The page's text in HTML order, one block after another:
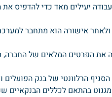
יעילים מאד כדי להדפיס
אישורה הוא מתחבר
את הפרטים המלאים של החברה,
הרלוונטי של בנק
בהתאם לכללים הבנקאיים